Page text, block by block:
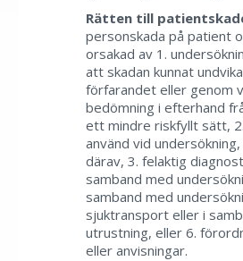
Rätten till
personskada på patient
orsakad av 1.
att skadan kunnat
förfarandet eller genom
bedömning i efterhand
ett mindre riskfyllt sätt,
använd vid
därav, 3. felaktig
samband med
samband med
sjuktransport eller i
utrustning, eller 6.
eller anvisningar.